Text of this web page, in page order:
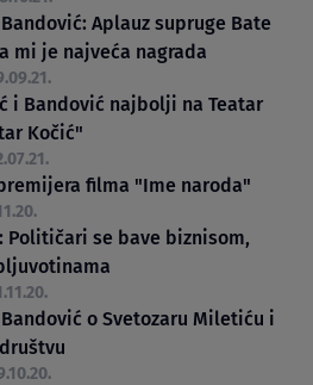
Aplauz supruge Bate
mi je najveća nagrada
i Bandović najbolji na Teatar
Kočić"
filma "Ime naroda"
Političari se bave biznisom,
o Svetozaru Miletiću i